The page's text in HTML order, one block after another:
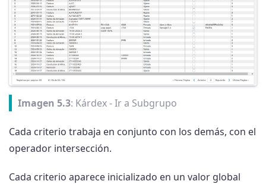
Imagen 5.3: Kárdex - Ir a Subgrupo
Cada criterio trabaja en conjunto con los demás, con el
operador intersección.
Cada criterio aparece inicializado en un valor global